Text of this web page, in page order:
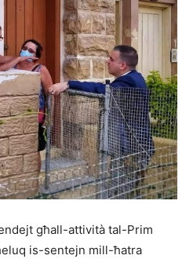
għall-attività tal-Prim
is-sentejn mill-ħatra